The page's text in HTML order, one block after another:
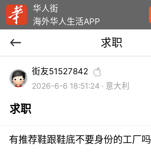
华人街
海外华人生活APP
求职
街友51527842
2026-6-6 18:51:24 · 意大利
求职
有推荐鞋跟鞋底不要身份的工厂吗